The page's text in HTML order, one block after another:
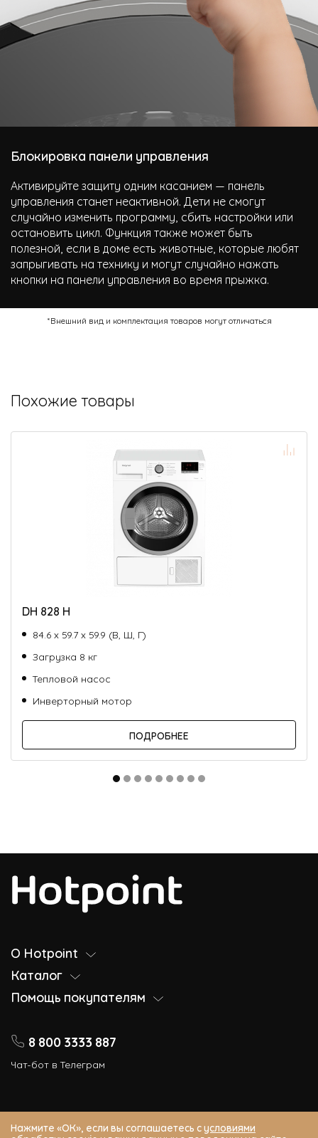
Блокировка панели управления
Активируйте защиту одним касанием — панель
управления станет неактивной. Дети не смогут
случайно изменить программу, сбить настройки или
остановить цикл. Функция также может быть
полезной, если в доме есть животные, которые любят
запрыгивать на технику и могут случайно нажать
кнопки на панели управления во время прыжка.
*Внешний вид и комплектация товаров могут отличаться
Похожие товары
DH 828 H
84.6 х 59.7 х 59.9 (В, Ш, Г)
Загрузка 8 кг
Тепловой насос
Инверторный мотор
ПОДРОБНЕЕ
О Hotpoint
Каталог
Помощь покупателям
8 800 3333 887
Чат-бот в Телеграм
Нажмите «ОК», если вы соглашаетесь сусловиями